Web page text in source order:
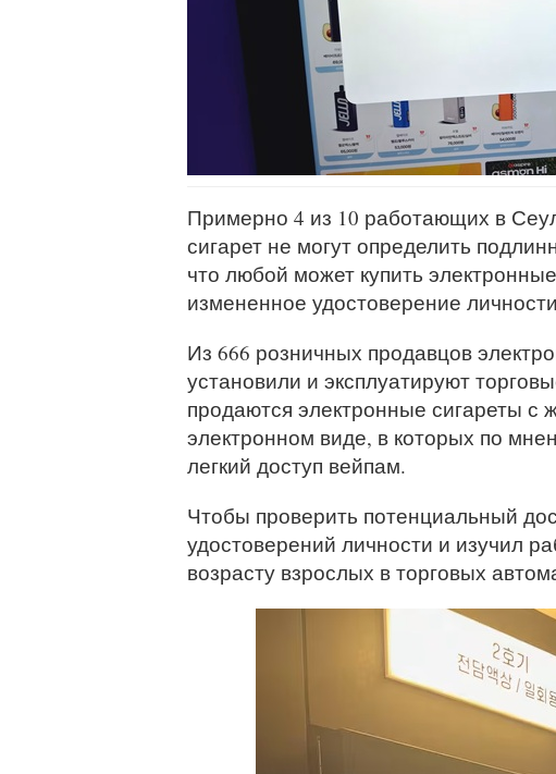
Примерно 4 из 10 работающих в
сигарет не могут определить
что любой может купить
измененное удостоверение
Из 666 розничных продавцов
установили и эксплуатируют
продаются электронные сигареты с
электронном виде, в которых по
легкий доступ вейпам.
Чтобы проверить потенциальный
удостоверений личности и изучил
возрасту взрослых в торговых